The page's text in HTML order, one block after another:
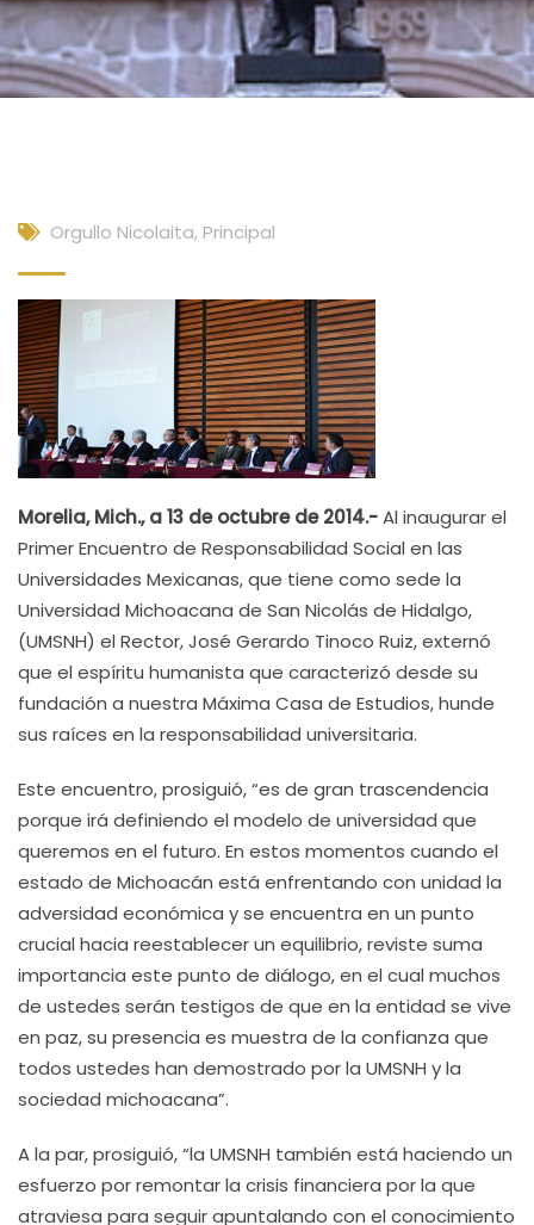
Orgullo Nicolaita, Principal
Morelia, Mich., a 13 de octubre de 2014.-Al inaugurar el
Primer Encuentro de Responsabilidad Social en las
Universidades Mexicanas, que tiene como sede la
Universidad Michoacana de San Nicolás de Hidalgo,
(UMSNH) el Rector, José Gerardo Tinoco Ruiz, externó
que el espíritu humanista que caracterizó desde su
fundación a nuestra Máxima Casa de Estudios, hunde
sus raíces en la responsabilidad universitaria.
Este encuentro, prosiguió, “es de gran trascendencia
porque irá definiendo el modelo de universidad que
queremos en el futuro. En estos momentos cuando el
estado de Michoacán está enfrentando con unidad la
adversidad económica y se encuentra en un punto
crucial hacia reestablecer un equilibrio, reviste suma
importancia este punto de diálogo, en el cual muchos
de ustedes serán testigos de que en la entidad se vive
en paz, su presencia es muestra de la confianza que
todos ustedes han demostrado por la UMSNH y la
sociedad michoacana”.
A la par, prosiguió, “la UMSNH también está haciendo un
esfuerzo por remontar la crisis financiera por la que
atraviesa para seguir apuntalando con el conocimiento